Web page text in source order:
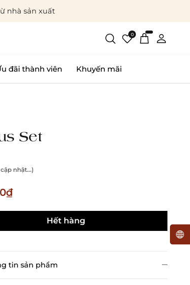
nhà sản xuất
0
đãi thành viên Khuyến mãi
Set
nhật...)
Hết hàng
tin sản phẩm